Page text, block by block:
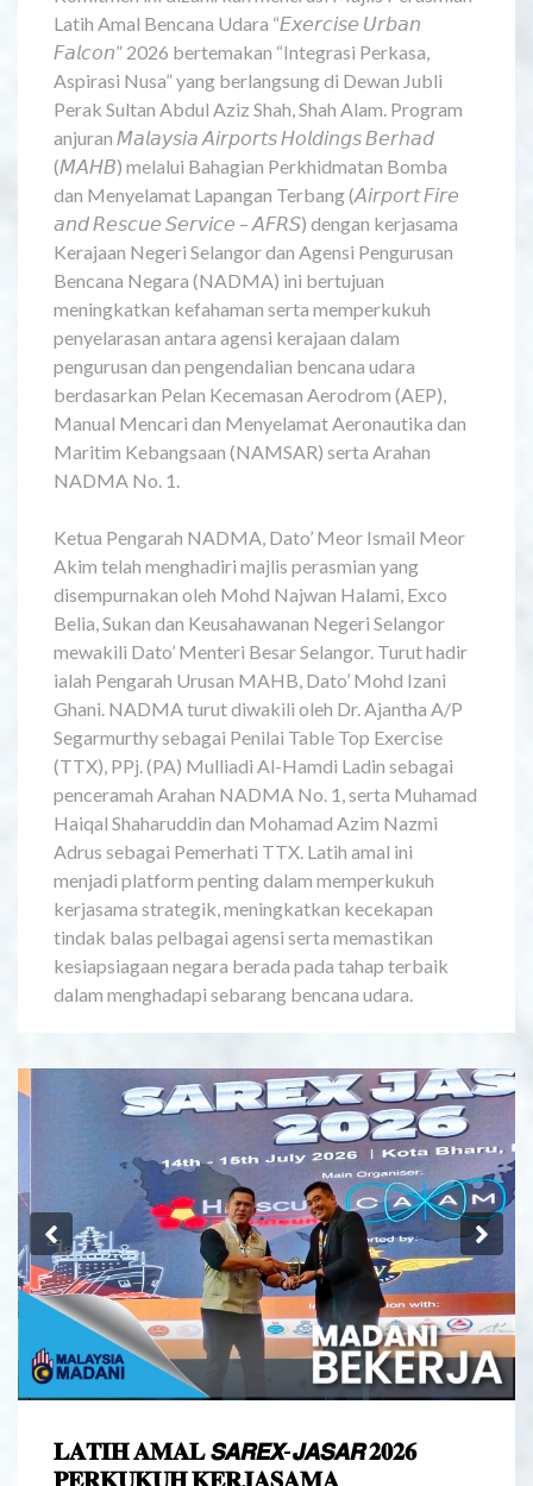
Latih Amal Bencana Udara “𝘌𝘹𝘦𝘳𝘤𝘪𝘴𝘦 𝘜𝘳𝘣𝘢𝘯
𝘍𝘢𝘭𝘤𝘰𝘯” 2026 bertemakan “Integrasi Perkasa,
Aspirasi Nusa” yang berlangsung di Dewan Jubli
Perak Sultan Abdul Aziz Shah, Shah Alam. Program
anjuran 𝘔𝘢𝘭𝘢𝘺𝘴𝘪𝘢 𝘈𝘪𝘳𝘱𝘰𝘳𝘵𝘴 𝘏𝘰𝘭𝘥𝘪𝘯𝘨𝘴 𝘉𝘦𝘳𝘩𝘢𝘥
(𝘔𝘈𝘏𝘉) melalui Bahagian Perkhidmatan Bomba
dan Menyelamat Lapangan Terbang (𝘈𝘪𝘳𝘱𝘰𝘳𝘵 𝘍𝘪𝘳𝘦
𝘢𝘯𝘥 𝘙𝘦𝘴𝘤𝘶𝘦 𝘚𝘦𝘳𝘷𝘪𝘤𝘦 – 𝘈𝘍𝘙𝘚) dengan kerjasama
Kerajaan Negeri Selangor dan Agensi Pengurusan
Bencana Negara (NADMA) ini bertujuan
meningkatkan kefahaman serta memperkukuh
penyelarasan antara agensi kerajaan dalam
pengurusan dan pengendalian bencana udara
berdasarkan Pelan Kecemasan Aerodrom (AEP),
Manual Mencari dan Menyelamat Aeronautika dan
Maritim Kebangsaan (NAMSAR) serta Arahan
NADMA No. 1.
Ketua Pengarah NADMA, Dato’ Meor Ismail Meor
Akim telah menghadiri majlis perasmian yang
disempurnakan oleh Mohd Najwan Halami, Exco
Belia, Sukan dan Keusahawanan Negeri Selangor
mewakili Dato’ Menteri Besar Selangor. Turut hadir
ialah Pengarah Urusan MAHB, Dato’ Mohd Izani
Ghani. NADMA turut diwakili oleh Dr. Ajantha A/P
Segarmurthy sebagai Penilai Table Top Exercise
(TTX), PPj. (PA) Mulliadi Al-Hamdi Ladin sebagai
penceramah Arahan NADMA No. 1, serta Muhamad
Haiqal Shaharuddin dan Mohamad Azim Nazmi
Adrus sebagai Pemerhati TTX. Latih amal ini
menjadi platform penting dalam memperkukuh
kerjasama strategik, meningkatkan kecekapan
tindak balas pelbagai agensi serta memastikan
kesiapsiagaan negara berada pada tahap terbaik
dalam menghadapi sebarang bencana udara.
Previous
𝐋𝐀𝐓𝐈𝐇 𝐀𝐌𝐀𝐋 𝙎𝘼𝙍𝙀𝙓-𝙅𝘼𝙎𝘼𝙍 𝟐𝟎𝟐𝟔
𝐏𝐄𝐑𝐊𝐔𝐊𝐔𝐇 𝐊𝐄𝐑𝐉𝐀𝐒𝐀𝐌𝐀